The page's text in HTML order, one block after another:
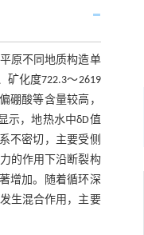
原不同地质构造单
矿化度722.3～2619
硼酸等含量较高，
示，地热水中δD值
不密切，主要受侧
的作用下沿断裂构
增加。随着循环深
生混合作用，主要